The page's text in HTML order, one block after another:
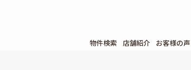
物件検索 店舗紹介 お客様の声